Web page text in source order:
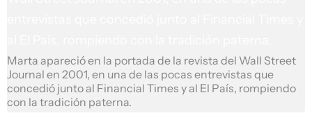
Marta apareció en la portada de la revista del Wall Street
Journal en 2001, en una de las pocas entrevistas que
concedió junto al Financial Times y al El País, rompiendo
con la tradición paterna.